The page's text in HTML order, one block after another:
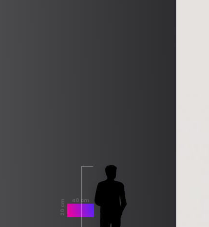
40 cm
20 cm